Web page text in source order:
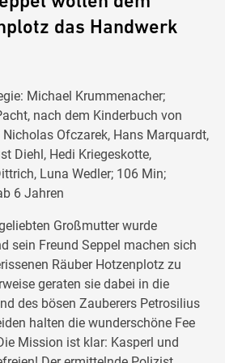
das Handwerk
Michael Krummenacher;
nach dem Kinderbuch von
Ofczarek, Hans Marquardt,
Diehl, Hedi Kriegeskotte,
Luna Wedler; 106 Min;
6 Jahren
Großmutter wurde
sein Freund Seppel machen sich
Räuber Hotzenplotz zu
geraten sie dabei in die
des bösen Zauberers Petrosilius
halten die wunderschöne Fee
Mission ist klar: Kasperl und